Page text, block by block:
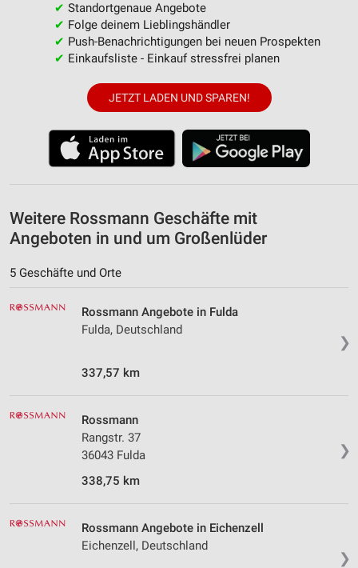
✔ Standortgenaue Angebote
✔ Folge deinem Lieblingshändler
✔ Push-Benachrichtigungen bei neuen Prospekten
✔ Einkaufsliste - Einkauf stressfrei planen
JETZT LADEN UND SPAREN!
Weitere Rossmann Geschäfte mit
Angeboten in und um Großenlüder
5 Geschäfte und Orte
❯
Rossmann Angebote in Fulda
Fulda, Deutschland
337,57 km
❯
Rossmann
Rangstr. 37
36043 Fulda
338,75 km
❯
Rossmann Angebote in Eichenzell
Eichenzell, Deutschland
Erstellung von Profilen für personalisierte
Werbung
Verwendung von Profilen zur Auswahl
Erstellung von Profilen zur Personalisierung
Verwendung von Profilen zur Auswahl
Messung der Performance von Inhalten
Analyse von Zielgruppen durch Statistiken oder
Entwicklung und Verbesserung der Angebote
Verwendung genauer Standortdaten
Geräte anhand von aktiv angeforderten
Informationen identifizieren
Notwendig